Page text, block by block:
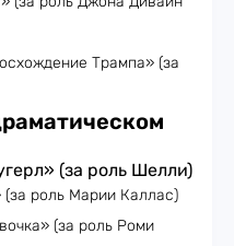
Трампа» (за
(за роль Шелли)
роль Марии Каллас)
(за роль Роми